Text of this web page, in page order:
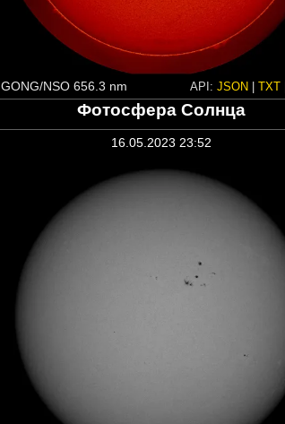
GONG/NSO 656.3 nm API: JSON TXT|
Фотосфера Солнца
16.05.2023 23:52